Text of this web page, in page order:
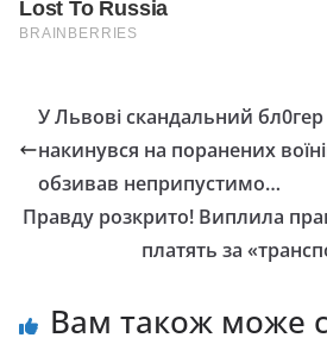
У Львові скандальний
накинувся на поранених
обзивав неприпустимо…
Правду розкрито! Виплила
платять за
Вам також може